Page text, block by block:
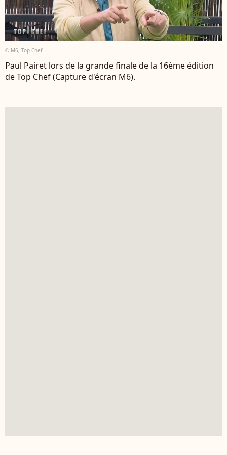
© M6, Top Chef
Paul Pairet lors de la grande finale de la 16ème édition
de Top Chef (Capture d'écran M6).